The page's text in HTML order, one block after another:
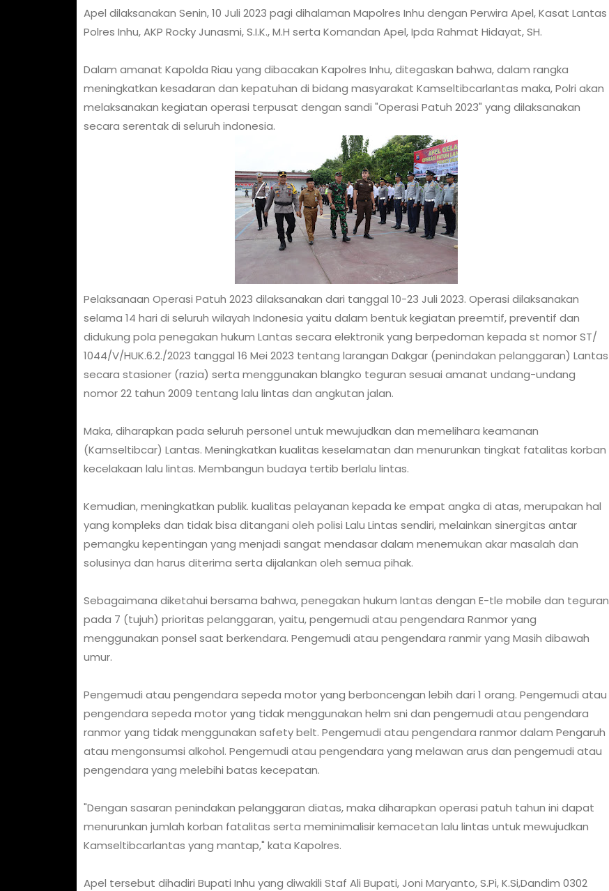
Apel dilaksanakan Senin, 10 Juli 2023 pagi dihalaman Mapolres Inhu dengan Perwira Apel, Kasat Lantas
Polres Inhu, AKP Rocky Junasmi, S.I.K., M.H serta Komandan Apel, Ipda Rahmat Hidayat, SH.
Dalam amanat Kapolda Riau yang dibacakan Kapolres Inhu, ditegaskan bahwa, dalam rangka
meningkatkan kesadaran dan kepatuhan di bidang masyarakat Kamseltibcarlantas maka, Polri akan
melaksanakan kegiatan operasi terpusat dengan sandi "Operasi Patuh 2023" yang dilaksanakan
secara serentak di seluruh indonesia.
Pelaksanaan Operasi Patuh 2023 dilaksanakan dari tanggal 10-23 Juli 2023. Operasi dilaksanakan
selama 14 hari di seluruh wilayah Indonesia yaitu dalam bentuk kegiatan preemtif, preventif dan
didukung pola penegakan hukum Lantas secara elektronik yang berpedoman kepada st nomor ST/
1044/V/HUK.6.2./2023 tanggal 16 Mei 2023 tentang larangan Dakgar (penindakan pelanggaran) Lantas
secara stasioner (razia) serta menggunakan blangko teguran sesuai amanat undang-undang
nomor 22 tahun 2009 tentang lalu lintas dan angkutan jalan.
Maka, diharapkan pada seluruh personel untuk mewujudkan dan memelihara keamanan
(Kamseltibcar) Lantas. Meningkatkan kualitas keselamatan dan menurunkan tingkat fatalitas korban
kecelakaan lalu lintas. Membangun budaya tertib berlalu lintas.
Kemudian, meningkatkan publik. kualitas pelayanan kepada ke empat angka di atas, merupakan hal
yang kompleks dan tidak bisa ditangani oleh polisi Lalu Lintas sendiri, melainkan sinergitas antar
pemangku kepentingan yang menjadi sangat mendasar dalam menemukan akar masalah dan
solusinya dan harus diterima serta dijalankan oleh semua pihak.
Sebagaimana diketahui bersama bahwa, penegakan hukum lantas dengan E-tle mobile dan teguran
pada 7 (tujuh) prioritas pelanggaran, yaitu, pengemudi atau pengendara Ranmor yang
menggunakan ponsel saat berkendara. Pengemudi atau pengendara ranmir yang Masih dibawah
umur.
Pengemudi atau pengendara sepeda motor yang berboncengan lebih dari 1 orang. Pengemudi atau
pengendara sepeda motor yang tidak menggunakan helm sni dan pengemudi atau pengendara
ranmor yang tidak menggunakan safety belt. Pengemudi atau pengendara ranmor dalam Pengaruh
atau mengonsumsi alkohol. Pengemudi atau pengendara yang melawan arus dan pengemudi atau
pengendara yang melebihi batas kecepatan.
"Dengan sasaran penindakan pelanggaran diatas, maka diharapkan operasi patuh tahun ini dapat
menurunkan jumlah korban fatalitas serta meminimalisir kemacetan lalu lintas untuk mewujudkan
Kamseltibcarlantas yang mantap," kata Kapolres.
Apel tersebut dihadiri Bupati Inhu yang diwakili Staf Ali Bupati, Joni Maryanto, S.Pi, K.Si,Dandim 0302